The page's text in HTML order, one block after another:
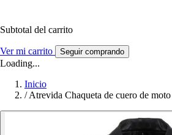
Subtotal del carrito
Ver mi carrito Seguir comprando
Loading...
Inicio
/ Atrevida Chaqueta de cuero de